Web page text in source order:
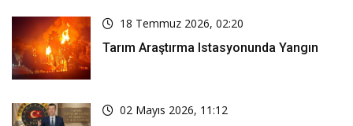
18 Temmuz 2026, 02:20
Tarım Araştırma Istasyonunda Yangın
02 Mayıs 2026, 11:12